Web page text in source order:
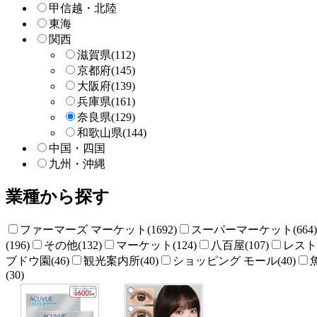
甲信越・北陸
東海
関西
滋賀県(112)
京都府(145)
大阪府(139)
兵庫県(161)
奈良県(129)
和歌山県(144)
中国・四国
九州・沖縄
業種から探す
ファーマーズ マーケット(1692)
スーパーマーケット(664)
(196)
その他(132) マーケット(124) 八百屋(107)
レス
ブドウ園(46)
観光案内所(40) ショッピング モール(40)
(30)